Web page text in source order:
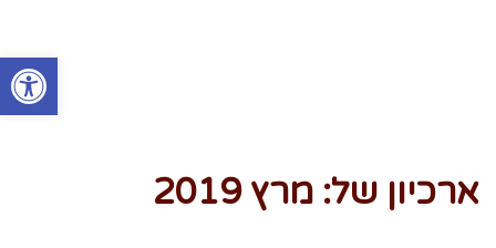
פתח
ארכיון של: מרץ 2019